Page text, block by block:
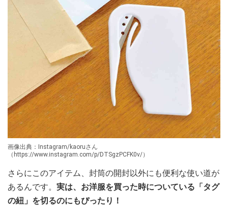
画像出典：Instagram/kaoruさん
（https://www.instagram.com/p/DTSgzPCFK0v/）
さらにこのアイテム、封筒の開封以外にも便利な使い道が
あるんです。 実は、お洋服を買った時についている「タグ
の紐」を切るのにもぴったり！